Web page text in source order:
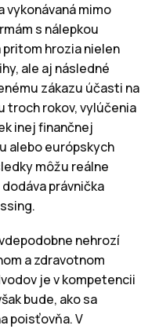
vykonávaná mimo
s nálepkou
hrozia nielen
ale aj následné
zákazu účasti na
troch rokov, vylúčenia
inej finančnej
alebo európskych
môžu reálne
právnička
nehrozí
a zdravotnom
je v kompetencii
bude, ako sa
poisťovňa. V